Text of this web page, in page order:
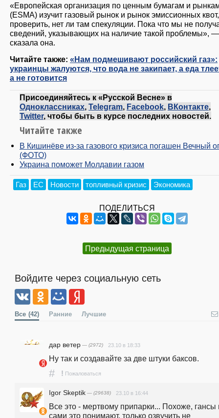
«Европейская организация по ценным бумагам и
(ESMA) изучит газовый рынок и рынок эмиссионных
проверить, нет ли там спекуляции. Пока что мы не
сведений, указывающих на наличие такой проблемы», —
сказала она.
Читайте также: «Нам подмешивают российский газ»:
украинцы жалуются, что вода не закипает, а еда
а не готовится
Присоединяйтесь к «Русской Весне» в
Одноклассниках, Telegram, Facebook, ВКонтакте,
Twitter, чтобы быть в курсе последних новостей.
Читайте также
В Кишинёве из-за газового кризиса погашен Вечный
(ФОТО)
Украина поможет Молдавии газом
Газ ЕС Новости топливный кризис Экономика
ПОДЕЛИТЬСЯ
Предыдущая страница
Войдите через социальную сеть
Все (42) Ранние Лучшие
дар ветер — (2972) 23.10 в 18:33
Ну так и создавайте за две штуки баксов.
# ! Пожаловаться
Igor Skeptik — (29638) 23.10 в 16:44
Все это - мертвому припарки... Похоже, гансы
сами это понимают, только озвучить не